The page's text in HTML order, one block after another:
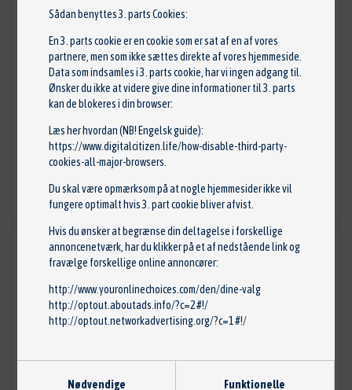
Sensor, motorolieniveau
Varenr: 6PR013680-011
Reservedelsnr: 6PR 013 680-011
Mærke: HELLA
375,00 kr.
TILFØJ TIL KURV
Sådan benyttes 3. parts Cookies:
En 3. parts cookie er en cookie som er sat af en af vores
partnere, men som ikke sættes direkte af vores hjemmeside.
Data som indsamles i 3. parts cookie, har vi ingen adgang til.
Ønsker du ikke at videre give dine informationer til 3. parts
kan de blokeres i din browser:
Læs her hvordan (NB! Engelsk guide):
https://www.digitalcitizen.life/how-disable-third-party-
cookies-all-major-browsers
Du skal være opmærksom på at nogle hjemmesider ikke vil
fungere optimalt hvis 3. part cookie bliver afvist.
Hvis du ønsker at begrænse din deltagelse i forskellige
annoncenetværk, har du klikker på et af nedstående link og
fravælge forskellige online annoncører:
http://www.youronlinechoices.com/den/dine-valg
http://optout.aboutads.info/?c=2#!/
http://optout.networkadvertising.org/?c=1#!/
Nødvendige Funktionelle